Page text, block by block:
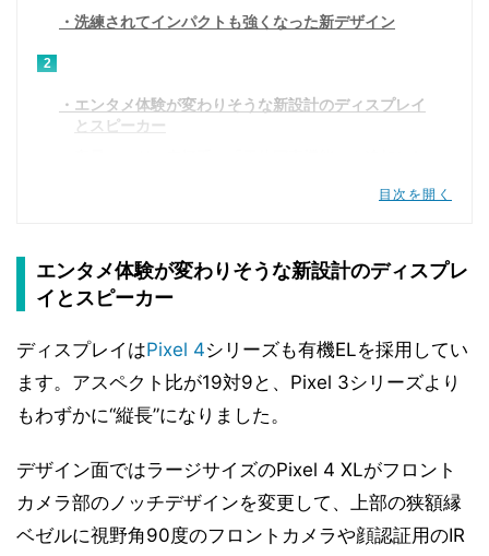
洗練されてインパクトも強くなった新デザイン
2
エンタメ体験が変わりそうな新設計のディスプレイ
とスピーカー
2020年に楽しみな「追加機能」。完全ワイヤレス
イヤホンも登場
完全ワイヤレスイヤホン「Pixel Buds」は2020年
目次を開く
エンタメ体験が変わりそうな新設計のディスプレ
イとスピーカー
ディスプレイはPixel 4シリーズも有機ELを採用してい
ます。アスペクト比が19対9と、Pixel 3シリーズより
もわずかに“縦長”になりました。
デザイン面ではラージサイズのPixel 4 XLがフロント
カメラ部のノッチデザインを変更して、上部の狭額縁
ベゼルに視野角90度のフロントカメラや顔認証用のIR